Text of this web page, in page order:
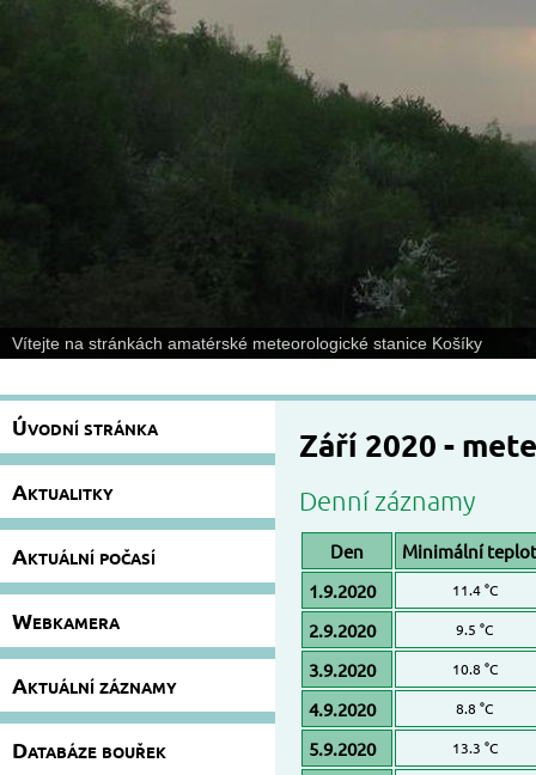
Vítejte na stránkách amatérské meteorologické stanice Košíky
Úvodní stránka
Aktualitky
Aktuální počasí
Webkamera
Aktuální záznamy
Databáze bouřek
Září 2020 -
Denní záznamy
Den
Minimální
1.9.2020
11.4 °C
2.9.2020 9.5 °C
3.9.2020 10.8 °C
4.9.2020 8.8 °C
5.9.2020 13.3 °C